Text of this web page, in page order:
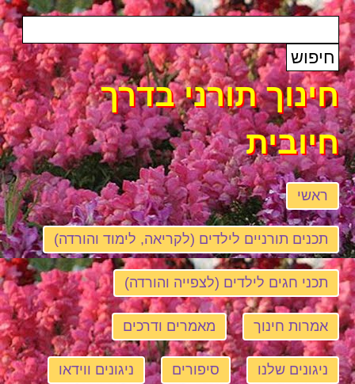
חינוך תורני בדרך
חיובית
ראשי
תכנים תורניים לילדים (לקריאה, לימוד והורדה)
תכני חגים לילדים (לצפייה והורדה)
אמרות חינוך מאמרים ודרכים
ניגונים שלנו סיפורים ניגונים ווידאו